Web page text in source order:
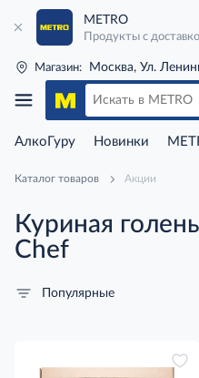
METRO
Продукты с
Магазин: Москва, Ул.
АлкоГуру Новинки
Каталог товаров Акции
Куриная
Chef
Популярные